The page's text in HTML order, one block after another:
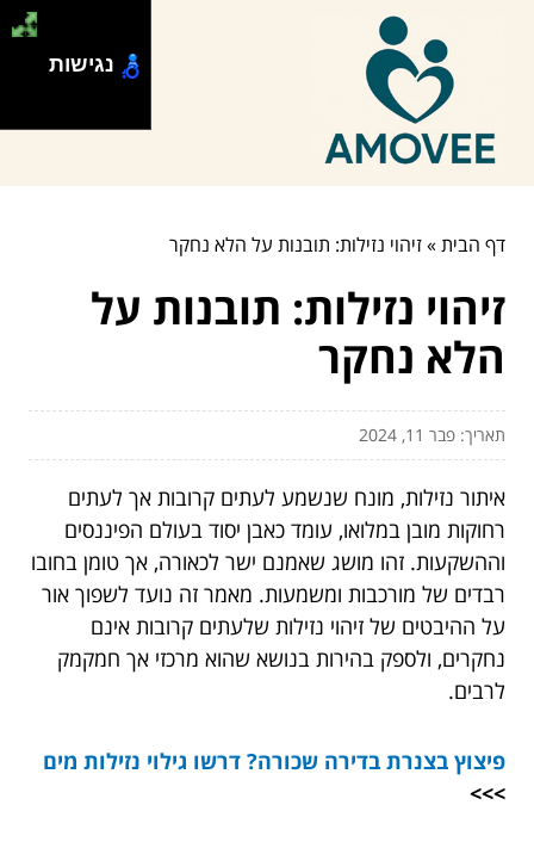
דף הבית»זיהוי נזילות: תובנות על הלא נחקר
זיהוי נזילות: תובנות על
הלא נחקר
תאריך: פבר 11, 2024
איתור נזילות, מונח שנשמע לעתים קרובות אך לעתים
רחוקות מובן במלואו, עומד כאבן יסוד בעולם הפיננסים
וההשקעות. זהו מושג שאמנם ישר לכאורה, אך טומן בחובו
רבדים של מורכבות ומשמעות. מאמר זה נועד לשפוך אור
על ההיבטים של זיהוי נזילות שלעתים קרובות אינם
נחקרים, ולספק בהירות בנושא שהוא מרכזי אך חמקמק
לרבים.
פיצוץ בצנרת בדירה שכורה? דרשו גילוי נזילות מים
>>>
נגישות